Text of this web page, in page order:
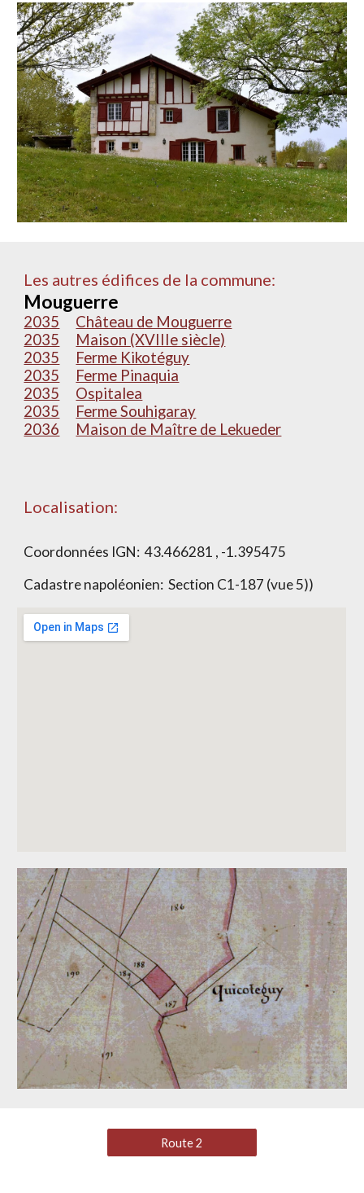
Les autres édifices de la commune:
Mouguerre
2035
Château de Mouguerre
2035
Maison (XVIIIe siècle)
2035
Ferme Kikotéguy
2035
Ferme Pinaquia
2035
Ospitalea
2035
Ferme Souhigaray
2036
Maison de Maître de Lekueder
Localisation:
Coordonnées IGN:43.466281 , -1.395475
Cadastre napoléonien: Section C1-187 (vue 5))
Route 2